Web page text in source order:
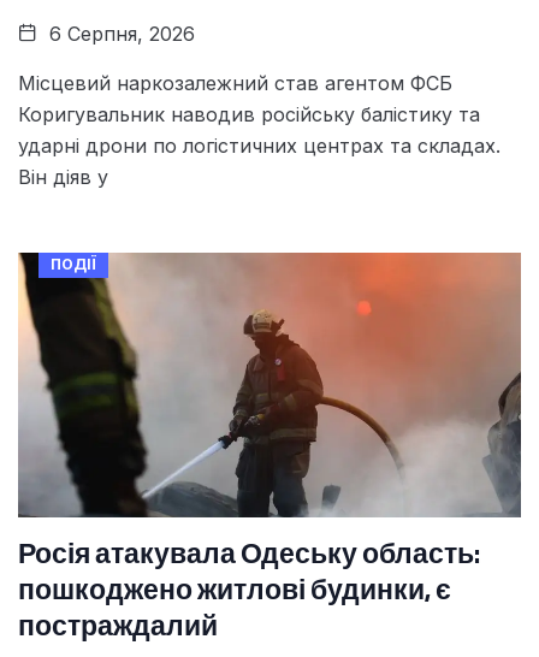
6 Серпня, 2026
Місцевий наркозалежний став агентом ФСБ
Коригувальник наводив російську балістику та
ударні дрони по логістичних центрах та складах.
Він діяв у
ПОДІЇ
Росія атакувала Одеську область:
пошкоджено житлові будинки, є
постраждалий